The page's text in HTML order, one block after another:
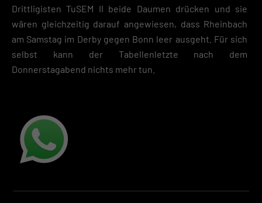
Drittligisten TuSEM II beide Daumen drücken und sie
wären gleichzeitig darauf angewiesen, dass Rheinbach
am Samstag im Derby gegen Bonn leer ausgeht. Für sich
selbst kann der Tabellenletzte nach dem
Donnerstagabend nichts mehr tun.